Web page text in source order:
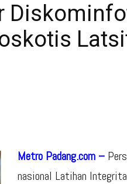
Metro Padang.com –
nasional Latihan